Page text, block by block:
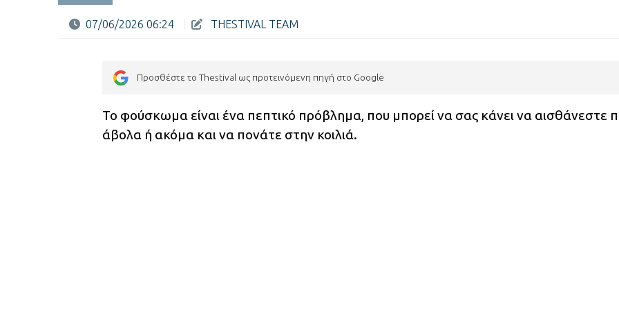
07/06/2026 06:24 THESTIVAL TEAM
Προσθέστε το Thestival ως προτεινόμενη πηγή στο Google
Το φούσκωμα είναι ένα πεπτικό πρόβλημα, που μπορεί να σας κάνει να αισθάνεστε
άβολα ή ακόμα και να πονάτε στην κοιλιά.